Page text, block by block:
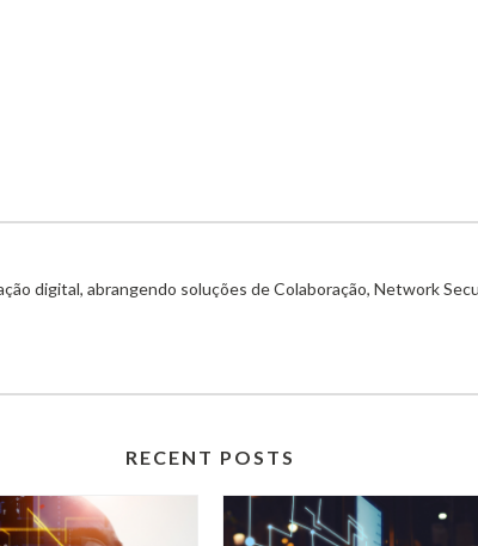
digital, abrangendo soluções de Colaboração, Network
RECENT POSTS